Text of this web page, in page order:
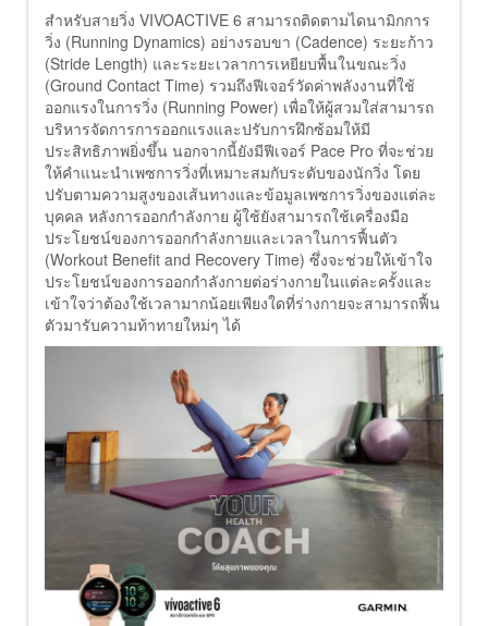
สำหรับสายวิ่ง VIVOACTIVE 6 สามารถติดตามไดนามิกการ
วิ่ง (Running Dynamics) อย่างรอบขา (Cadence) ระยะก้าว
(Stride Length) และระยะเวลาการเหยียบพื้นในขณะวิ่ง
(Ground Contact Time) รวมถึงฟีเจอร์วัดค่าพลังงานที่ใช้
ออกแรงในการวิ่ง (Running Power) เพื่อให้ผู้สวมใส่สามารถ
บริหารจัดการการออกแรงและปรับการฝึกซ้อมให้มี
ประสิทธิภาพยิ่งขึ้น นอกจากนี้ยังมีฟีเจอร์ Pace Pro ที่จะช่วย
ให้คำแนะนำเพซการวิ่งที่เหมาะสมกับระดับของนักวิ่ง โดย
ปรับตามความสูงของเส้นทางและข้อมูลเพซการวิ่งของแต่ละ
บุคคล หลังการออกกำลังกาย ผู้ใช้ยังสามารถใช้เครื่องมือ
ประโยชน์ของการออกกำลังกายและเวลาในการฟื้นตัว
(Workout Benefit and Recovery Time) ซึ่งจะช่วยให้เข้าใจ
ประโยชน์ของการออกกำลังกายต่อร่างกายในแต่ละครั้งและ
เข้าใจว่าต้องใช้เวลามากน้อยเพียงใดที่ร่างกายจะสามารถฟื้น
ตัวมารับความท้าทายใหม่ๆ ได้